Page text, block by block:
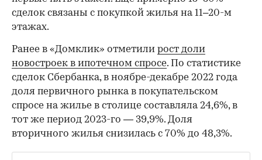
сделок связаны с покупкой жилья на 11–20-м
этажах.
Ранее в «Домклик» отметили рост доли
новостроек в ипотечном спросе. По статистике
сделок Сбербанка, в ноябре-декабре 2022 года
доля первичного рынка в покупательском
спросе на жилье в столице составляла 24,6%, в
тот же период 2023-го — 39,9%. Доля
вторичного жилья снизилась с 70% до 48,3%.